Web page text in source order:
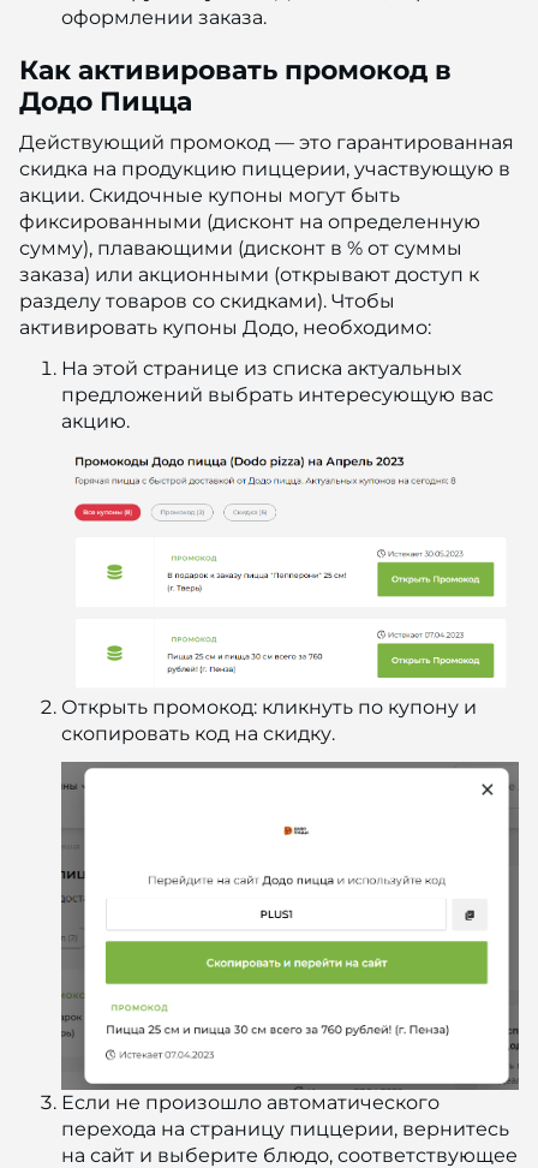
оформлении заказа.
Как активировать промокод в
Додо Пицца
Действующий промокод — это гарантированная
скидка на продукцию пиццерии, участвующую в
акции. Скидочные купоны могут быть
фиксированными (дисконт на определенную
сумму), плавающими (дисконт в % от суммы
заказа) или акционными (открывают доступ к
разделу товаров со скидками). Чтобы
активировать купоны Додо, необходимо:
На этой странице из списка актуальных
предложений выбрать интересующую вас
акцию.
Открыть промокод: кликнуть по купону и
скопировать код на скидку.
Если не произошло автоматического
перехода на страницу пиццерии, вернитесь
на сайт и выберите блюдо, соответствующее